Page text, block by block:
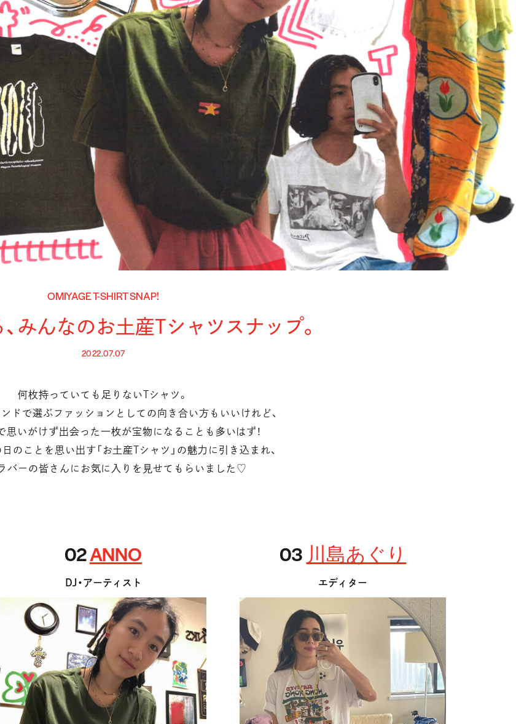
OMIYAGE T-SHIRT SNAP!
みんなのお土産Tシャツスナップ。
2022.07.07
何枚持っていても足りないTシャツ。
ドで選ぶファッションとしての向き合い方もいいけれど、
思いがけず出会った一枚が宝物になることも多いはず！
のことを思い出す「お土産Tシャツ」の魅力に引き込まれ、
バーの皆さんにお気に入りを見せてもらいました♡
02ANNO
DJ・アーティスト
03 川島あぐり
エディター